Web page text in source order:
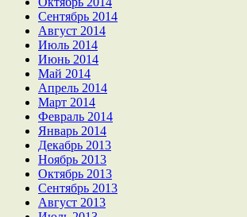
Сентябрь 2014
Август 2014
Июль 2014
Июнь 2014
Май 2014
Апрель 2014
Март 2014
Февраль 2014
Январь 2014
Декабрь 2013
Ноябрь 2013
Октябрь 2013
Сентябрь 2013
Август 2013